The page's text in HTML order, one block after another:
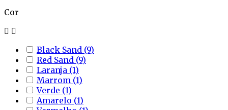
Cor
 
Black Sand (9)
Red Sand (9)
Laranja (1)
Marrom (1)
Verde (1)
Amarelo (1)